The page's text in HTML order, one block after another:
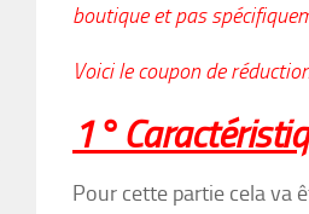
boutique et pas
Voici le coupon de
1°
Pour cette partie cela va